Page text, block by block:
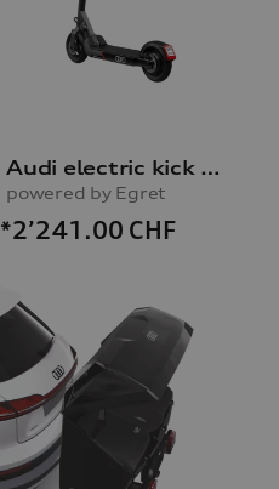
Audi electric kick scooter
powered by Egret
*2’241.00 CHF